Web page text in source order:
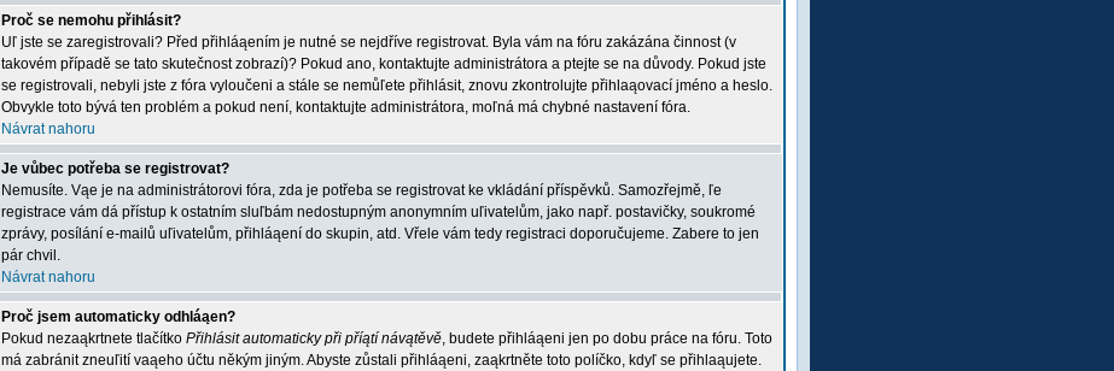
Proč se nemohu přihlásit?
Uľ jste se zaregistrovali? Před přihláąením je nutné se nejdříve registrovat. Byla vám na fóru zakázána činnost (v
takovém případě se tato skutečnost zobrazí)? Pokud ano, kontaktujte administrátora a ptejte se na důvody. Pokud jste
se registrovali, nebyli jste z fóra vyloučeni a stále se nemůľete přihlásit, znovu zkontrolujte přihlaąovací jméno a heslo.
Obvykle toto bývá ten problém a pokud není, kontaktujte administrátora, moľná má chybné nastavení fóra.
Návrat nahoru
Je vůbec potřeba se registrovat?
Nemusíte. Vąe je na administrátorovi fóra, zda je potřeba se registrovat ke vkládání příspěvků. Samozřejmě, ľe
registrace vám dá přístup k ostatním sluľbám nedostupným anonymním uľivatelům, jako např. postavičky, soukromé
zprávy, posílání e-mailů uľivatelům, přihláąení do skupin, atd. Vřele vám tedy registraci doporučujeme. Zabere to jen
pár chvil.
Návrat nahoru
Proč jsem automaticky odhláąen?
Pokud nezaąkrtnete tlačítko Přihlásit automaticky při příątí návątěvě, budete přihláąeni jen po dobu práce na fóru. Toto
má zabránit zneuľití vaąeho účtu někým jiným. Abyste zůstali přihláąeni, zaąkrtněte toto políčko, kdyľ se přihlaąujete.